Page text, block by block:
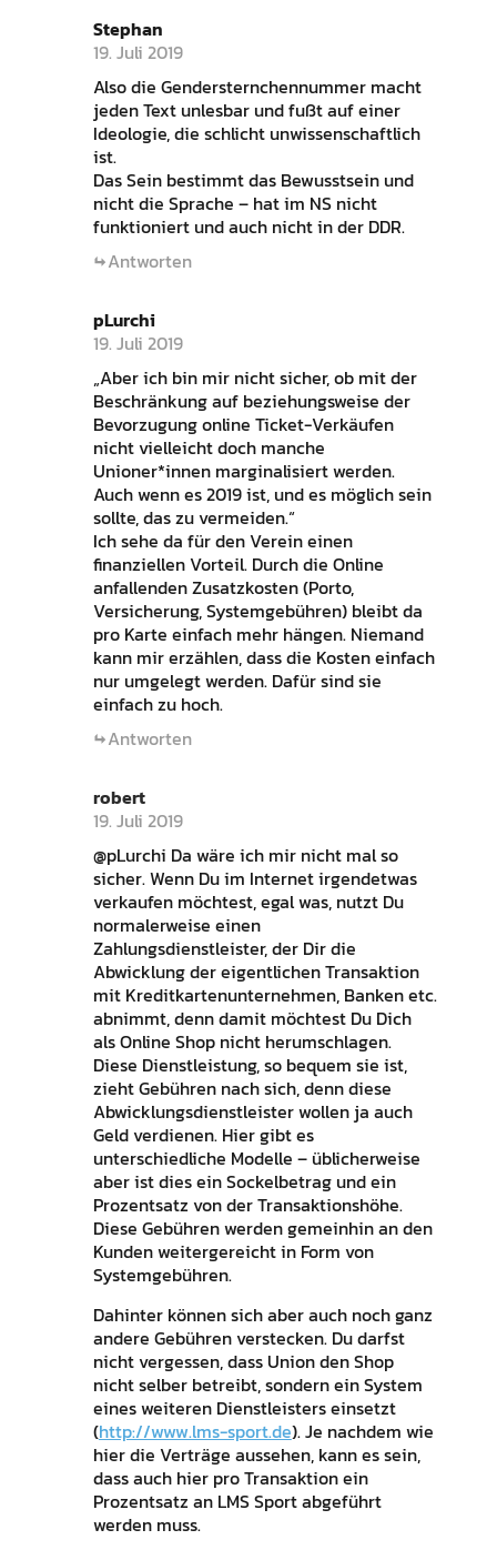
Stephan
19. Juli 2019
Also die Gendersternchennummer macht
jeden Text unlesbar und fußt auf einer
Ideologie, die schlicht unwissenschaftlich
ist.
Das Sein bestimmt das Bewusstsein und
nicht die Sprache – hat im NS nicht
funktioniert und auch nicht in der DDR.
Antworten
pLurchi
19. Juli 2019
„Aber ich bin mir nicht sicher, ob mit der
Beschränkung auf beziehungsweise der
Bevorzugung online Ticket-Verkäufen
nicht vielleicht doch manche
Unioner*innen marginalisiert werden.
Auch wenn es 2019 ist, und es möglich sein
sollte, das zu vermeiden.“
Ich sehe da für den Verein einen
finanziellen Vorteil. Durch die Online
anfallenden Zusatzkosten (Porto,
Versicherung, Systemgebühren) bleibt da
pro Karte einfach mehr hängen. Niemand
kann mir erzählen, dass die Kosten einfach
nur umgelegt werden. Dafür sind sie
einfach zu hoch.
Antworten
robert
19. Juli 2019
@pLurchi Da wäre ich mir nicht mal so
sicher. Wenn Du im Internet irgendetwas
verkaufen möchtest, egal was, nutzt Du
normalerweise einen
Zahlungsdienstleister, der Dir die
Abwicklung der eigentlichen Transaktion
mit Kreditkartenunternehmen, Banken etc.
abnimmt, denn damit möchtest Du Dich
als Online Shop nicht herumschlagen.
Diese Dienstleistung, so bequem sie ist,
zieht Gebühren nach sich, denn diese
Abwicklungsdienstleister wollen ja auch
Geld verdienen. Hier gibt es
unterschiedliche Modelle – üblicherweise
aber ist dies ein Sockelbetrag und ein
Prozentsatz von der Transaktionshöhe.
Diese Gebühren werden gemeinhin an den
Kunden weitergereicht in Form von
Systemgebühren.
Dahinter können sich aber auch noch ganz
andere Gebühren verstecken. Du darfst
nicht vergessen, dass Union den Shop
nicht selber betreibt, sondern ein System
eines weiteren Dienstleisters einsetzt
(http://www.lms-sport.de). Je nachdem wie
hier die Verträge aussehen, kann es sein,
dass auch hier pro Transaktion ein
Prozentsatz an LMS Sport abgeführt
werden muss.